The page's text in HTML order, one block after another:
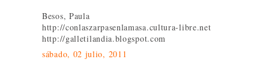
Besos, Paula
http://conlaszarpasenlamasa.cultura-libre.net
http://galletilandia.blogspot.com
sábado, 02 julio, 2011